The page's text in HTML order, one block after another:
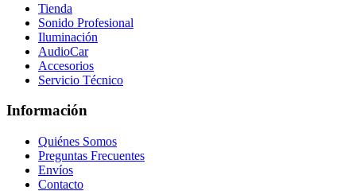
Tienda
Sonido Profesional
Iluminación
AudioCar
Accesorios
Servicio Técnico
Información
Quiénes Somos
Preguntas Frecuentes
Envíos
Contacto